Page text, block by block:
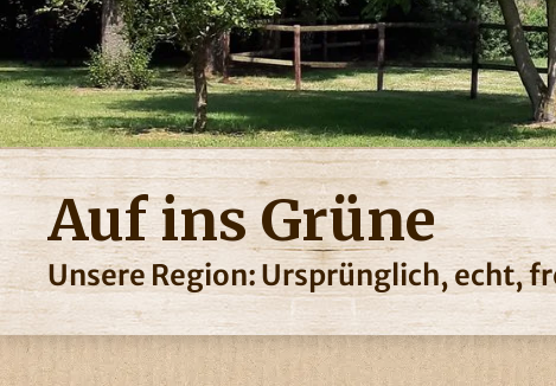
Auf ins Grüne
Unsere Region: Ursprünglich, echt,